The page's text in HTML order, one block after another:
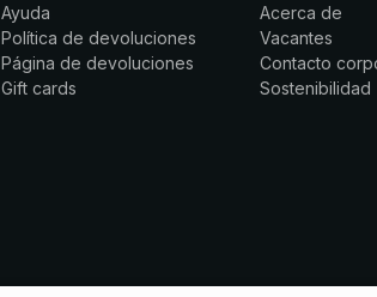
Ayuda
Política de devoluciones
Página de devoluciones
Gift cards
Acerca de
Vacantes
Contacto
Sostenibilidad